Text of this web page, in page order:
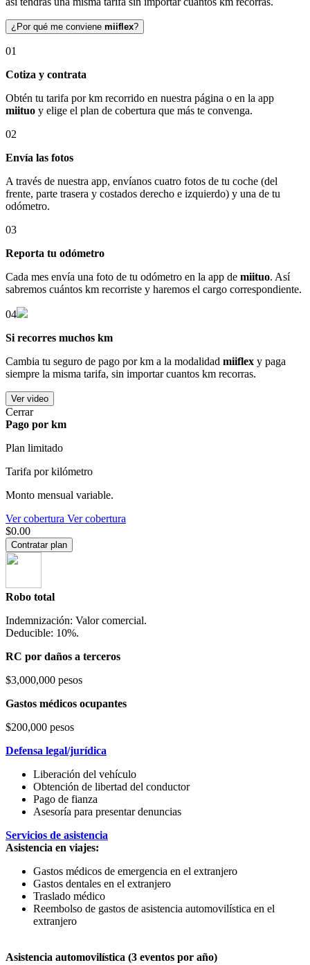
¿Por qué me conviene miiflex?
01
Cotiza y contrata
Obtén tu tarifa por km recorrido en nuestra página o en la app
miituo y elige el plan de cobertura que más te convenga.
02
Envía las fotos
A través de nuestra app, envíanos cuatro fotos de tu coche (del
frente, parte trasera y costados derecho e izquierdo) y una de tu
odómetro.
03
Reporta tu odómetro
Cada mes envía una foto de tu odómetro en la app de miituo. Así
sabremos cuántos km recorriste y haremos el cargo correspondiente.
04
Si recorres muchos km
Cambia tu seguro de pago por km a la modalidad miiflex y paga
siempre la misma tarifa, sin importar cuantos km recorras.
Ver video
Cerrar
Pago por km
Plan limitado
Tarifa por kilómetro
Monto mensual variable.
Ver cobertura Ver cobertura
$0.00
Contratar plan
Robo total
Indemnización: Valor comercial.
Deducible: 10%.
RC por daños a terceros
$3,000,000 pesos
Gastos médicos ocupantes
$200,000 pesos
Defensa legal/jurídica
Liberación del vehículo
Obtención de libertad del conductor
Pago de fianza
Asesoría para presentar denuncias
Servicios de asistencia
Asistencia en viajes:
Gastos médicos de emergencia en el extranjero
Gastos dentales en el extranjero
Traslado médico
Reembolso de gastos de asistencia automovilística en el
extranjero
Asistencia automovilística (3 eventos por año)